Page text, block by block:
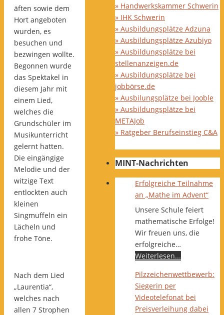
äften sowie dem
Hort angeboten
wurden, es
besuchen und
bezwingen wollte.
Begonnen wurde
das Spektakel in
diesem Jahr mit
einem Lied,
welches die
Grundschüler im
Musikunterricht
gelernt hatten.
Die eingängige
Melodie und der
witzige Text
entlockten auch
kleinen
Singmuffeln ein
Lächeln und
frohe Töne.
Nach dem Lied
„Laurentia“,
welches nach
allen 7 Strophen
» Handwerkskammer Schwerin
» IHK Schwerin
» Ausbildungsplätze Adzuna
» Ausbildungsplätze Azubiyo
» Ausbildungsplätze bei
stellenanzeigen.de
» Ausbildungsplätze bei
jobbörse.de
» Ausbilungsplätze bei Jooble
» Ausbildungsplätze bei
METAJob
» Ratgeber Berufseinstieg C&A
MINT-Nachrichten
Erfolgreiche Teilnahme
an „Mathe im Advent“
Unsere Schule feiert
mathematische Erfolge!
Wir freuen uns, die
erfolgreiche…
Weiterlesen...
Pilzzeichenwettbewerb:
Siegerin per
Videotelefonat bei
Preisverleihung dabei